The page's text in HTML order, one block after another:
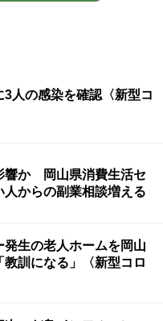
3人の感染を確認〈新型コ
響か 岡山県消費生活セ
人からの副業相談増える
発生の老人ホームを岡山
教訓になる」〈新型コロ